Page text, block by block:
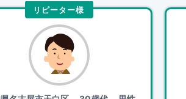
リピーター様